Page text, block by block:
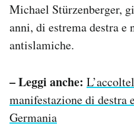
Michael Stürzenberger,
anni, di estrema destra e
antislamiche.
– Leggi anche:
manifestazione di destra
Germania